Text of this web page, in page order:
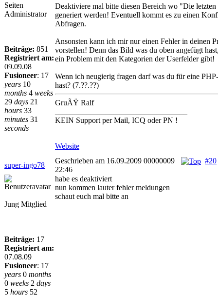
Seiten
Administrator
Beiträge: 851
Registriert am:
09.09.08
Fusioneer: 17
years 10
months 4 weeks
29 days 21
hours 33
minutes 31
seconds
Deaktiviere mal bitte diesen Bereich wo "Die
generiert werden! Eventuell kommt es zu einen
Abfragen.
Ansonsten kann ich mir nur einen Fehler in deinen
vorstellen! Denn das Bild was du oben angefügt
ein Problem mit den Kategorien der Userfelder gibt!
Wenn ich neugierig fragen darf was du für eine
hast? (7.??.??)
GruÃŸ Ralf
KEIN Support per Mail, ICQ oder PN !
Website
super-ingo78
#20
Geschrieben am 16.09.2009 00000009
22:46
Jung Mitglied
Beiträge: 17
Registriert am:
07.08.09
Fusioneer: 17
years 0 months
0 weeks 2 days
5 hours 52
habe es deaktiviert
nun kommen lauter fehler meldungen
schaut euch mal bitte an